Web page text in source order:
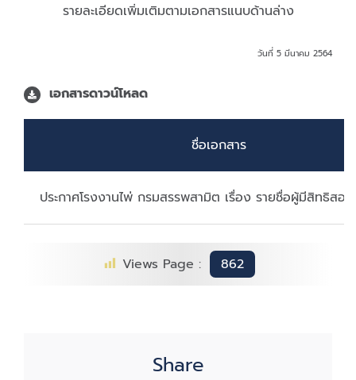
รายละเอียดเพิ่มเติมตามเอกสารแนบด้านล่าง
วันที่ 5 มีนาคม 2564
เอกสารดาวน์โหลด
ชื่อเอกสาร
ประกาศโรงงานไพ่ กรมสรรพสามิต เรื่อง รายชื่อผู้มีสิทธิสอ
Views Page : 862
Share